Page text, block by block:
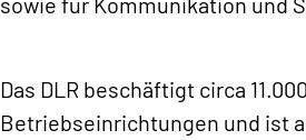
Das DLR beschäftigt circa
Betriebseinrichtungen und ist